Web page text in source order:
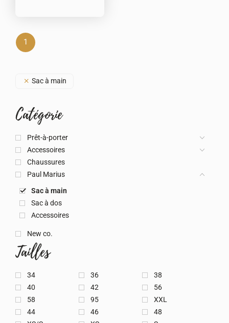
Sac à main
Catégorie
Prêt-à-porter
Accessoires
Chaussures
Paul Marius
Sac à main
Sac à dos
Accessoires
New co.
Tailles
34 36
38
40
42
56
58
95
XXL
44
46
48
1